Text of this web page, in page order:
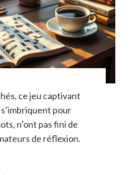
ce jeu captivant
pour
n’ont pas fini de
de réflexion.